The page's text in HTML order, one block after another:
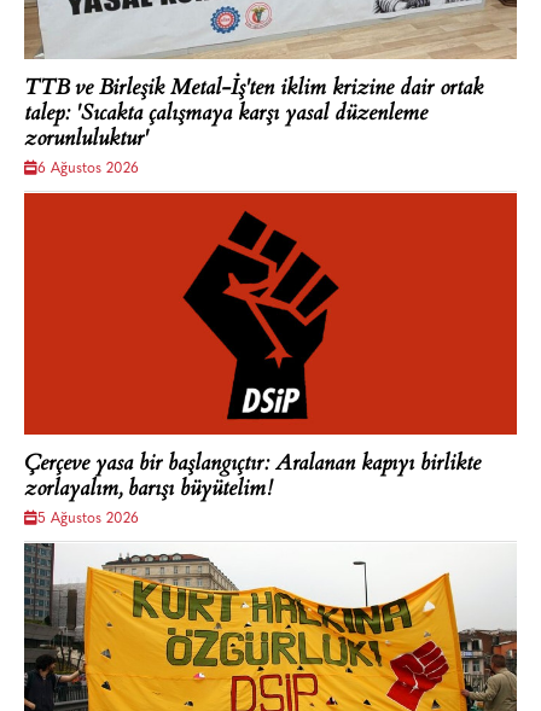
TTB ve Birleşik Metal-İş'ten iklim krizine dair ortak
talep: 'Sıcakta çalışmaya karşı yasal düzenleme
zorunluluktur'
6 Ağustos 2026
Çerçeve yasa bir başlangıçtır: Aralanan kapıyı birlikte
zorlayalım, barışı büyütelim!
5 Ağustos 2026